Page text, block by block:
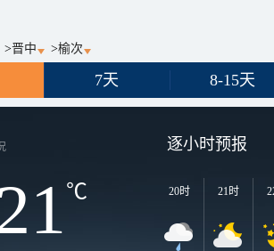
>晋中 >榆次
7天 8-15天
℃
逐小时预报
20时 21时